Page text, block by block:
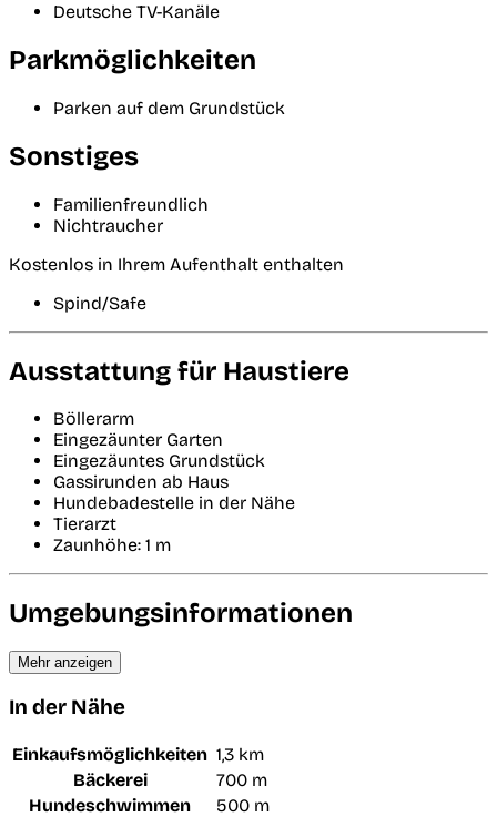
Deutsche TV-Kanäle
Parkmöglichkeiten
Parken auf dem Grundstück
Sonstiges
Familienfreundlich
Nichtraucher
Kostenlos in Ihrem Aufenthalt enthalten
Spind/Safe
Ausstattung für Haustiere
Böllerarm
Eingezäunter Garten
Eingezäuntes Grundstück
Gassirunden ab Haus
Hundebadestelle in der Nähe
Tierarzt
Zaunhöhe: 1 m
Umgebungsinformationen
Mehr anzeigen
In der Nähe
Einkaufsmöglichkeiten 1,3 km
Bäckerei
700 m
Hundeschwimmen
500 m